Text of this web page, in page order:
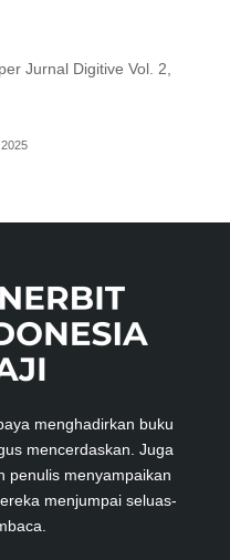
Jurnal Digitive Vol. 2,
menghadirkan buku
mencerdaskan. Juga
penulis menyampaikan
menjumpai seluas-